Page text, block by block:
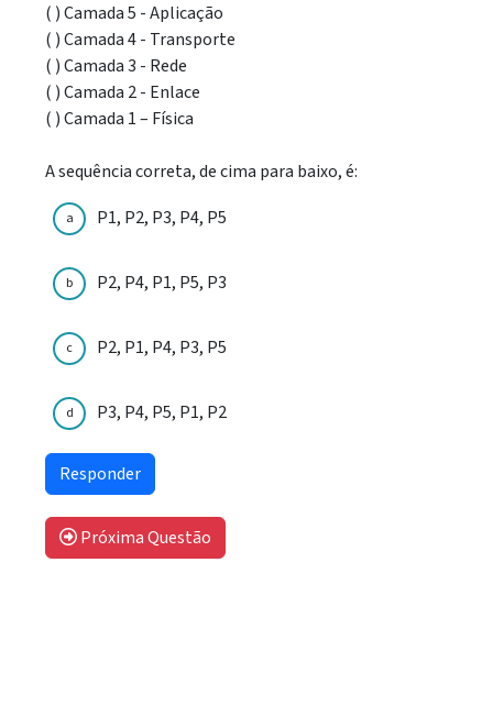
( ) Camada 5 - Aplicação
( ) Camada 4 - Transporte
( ) Camada 3 - Rede
( ) Camada 2 - Enlace
( ) Camada 1 – Física
A sequência correta, de cima para baixo, é:
a P1, P2, P3, P4, P5
b P2, P4, P1, P5, P3
c P2, P1, P4, P3, P5
d P3, P4, P5, P1, P2
Próxima Questão